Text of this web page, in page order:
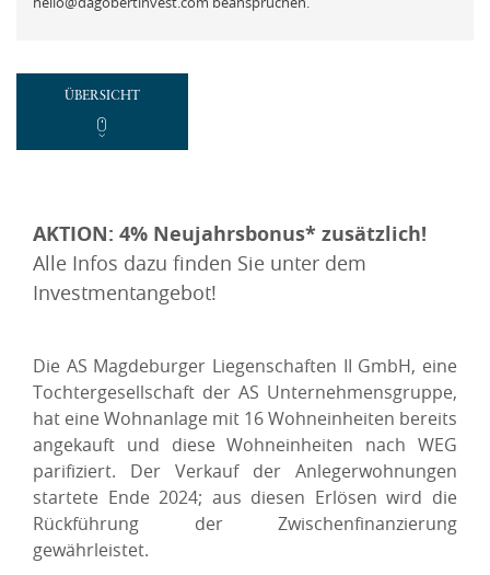
Neues Kundenkonto anlegen
NEUEN ACCOUNT ANLEGEN
ÜBERSICHT
AKTION: 4% Neujahrsbonus* zusätzlich!
Alle Infos dazu finden Sie unter dem
Investmentangebot!
Die AS Magdeburger Liegenschaften II GmbH, eine
Tochtergesellschaft der AS Unternehmensgruppe,
hat eine Wohnanlage mit 16 Wohneinheiten bereits
angekauft und diese Wohneinheiten nach WEG
parifiziert. Der Verkauf der Anlegerwohnungen
startete Ende 2024; aus diesen Erlösen wird die
Rückführung der Zwischenfinanzierung
gewährleistet.